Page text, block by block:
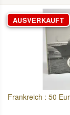
AUSVERKAUFT
Frankreich : 50